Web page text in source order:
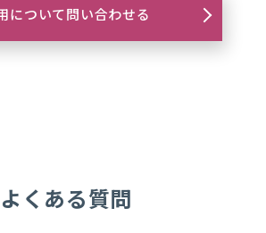
について問い合わせる
よくある質問